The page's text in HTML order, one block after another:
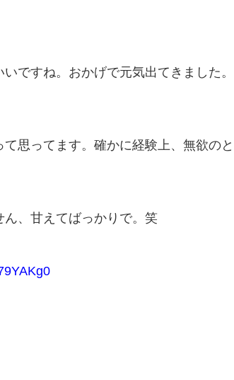
ですね。おかげで元気出てきました。
思ってます。確かに経験上、無欲のと
、甘えてばっかりで。笑